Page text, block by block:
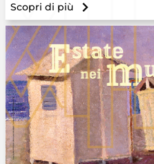
Scopri di più